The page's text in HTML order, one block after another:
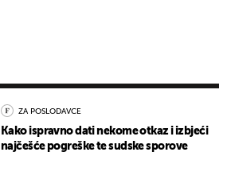
ZA POSLODAVCE
Kako ispravno dati nekome otkaz i izbjeći
najčešće pogreške te sudske sporove